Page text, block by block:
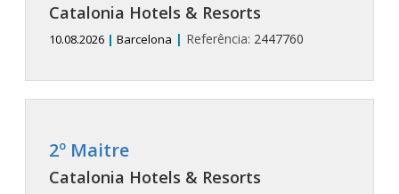
Catalonia Hotels & Resorts
10.08.2026 | Barcelona | Referência: 2447760
2º Maitre
Catalonia Hotels & Resorts